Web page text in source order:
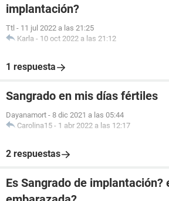
implantación?
Ttl - 11 jul 2022 a las 21:25
Karla - 10 oct 2022 a las 21:12
1 respuesta
Sangrado en mis días fértiles
Dayanamort - 8 dic 2021 a las 05:44
Carolina15 - 1 abr 2022 a las 12:17
2 respuestas
Es Sangrado de implantación?